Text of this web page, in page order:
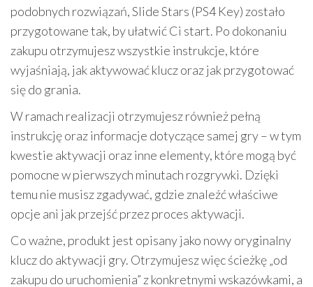
podobnych rozwiązań, Slide Stars (PS4 Key) zostało
przygotowane tak, by ułatwić Ci start. Po dokonaniu
zakupu otrzymujesz wszystkie instrukcje, które
wyjaśniają, jak aktywować klucz oraz jak przygotować
się do grania.
W ramach realizacji otrzymujesz również pełną
instrukcję oraz informacje dotyczące samej gry – w tym
kwestie aktywacji oraz inne elementy, które mogą być
pomocne w pierwszych minutach rozgrywki. Dzięki
temu nie musisz zgadywać, gdzie znaleźć właściwe
opcje ani jak przejść przez proces aktywacji.
Co ważne, produkt jest opisany jako nowy oryginalny
klucz do aktywacji gry. Otrzymujesz więc ścieżkę „od
zakupu do uruchomienia” z konkretnymi wskazówkami, a